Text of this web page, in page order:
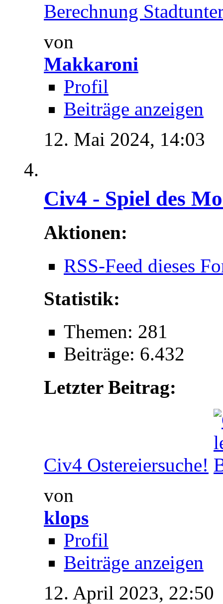
Berechnung
von
Makkaroni
Profil
Beiträge anzeigen
12. Mai 2024, 14:03
Civ4 - Spiel des
Aktionen:
RSS-Feed dieses
Statistik:
Themen: 281
Beiträge: 6.432
Letzter Beitrag:
Civ4 Ostereiersuche!
von
klops
Profil
Beiträge anzeigen
12. April 2023, 22:50